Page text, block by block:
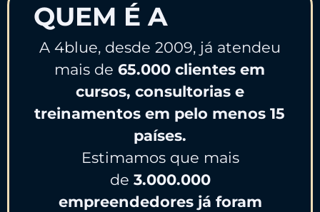
QUEM É A
A 4blue, desde 2009, já atendeu
mais de 65.000 clientes em
cursos, consultorias e
treinamentos em pelo menos 15
países.
Estimamos que mais
de 3.000.000
empreendedores já foram